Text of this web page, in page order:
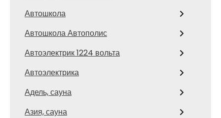
Автошкола
Автошкола Автополис
Автоэлектрик 1224 вольта
Автоэлектрика
Адель, сауна
Азия, сауна